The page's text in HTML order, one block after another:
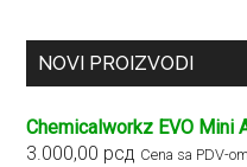
NOVI PROIZVODI
Chemicalworkz EVO Mini
3.000,00 рсд Cena sa PDV-om